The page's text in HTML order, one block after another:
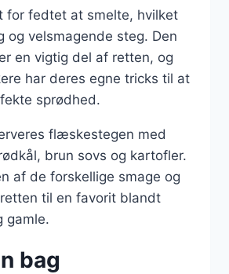
for fedtet at smelte, hvilket
og velsmagende steg. Den
en vigtig del af retten, og
har deres egne tricks til at
sprødhed.
flæskestegen med
brun sovs og kartofler.
af de forskellige smage og
til en favorit blandt
gamle.
bag